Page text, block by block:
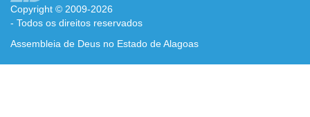
Copyright © 2009-2026
- Todos os direitos reservados
Assembleia de Deus no Estado de Alagoas